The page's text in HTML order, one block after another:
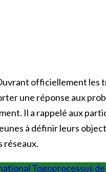
officiellement les
une réponse aux
Il a rappelé aux
à définir leurs
réseaux.
Togoprocessus